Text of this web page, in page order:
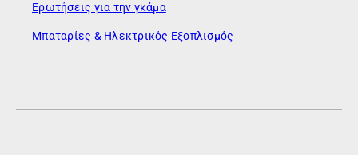
Ερωτήσεις για την γκάμα
Μπαταρίες & Ηλεκτρικός Εξοπλισμός